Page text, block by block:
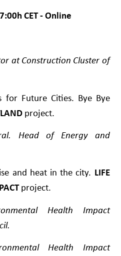
CET - Online
at Construction Cluster of
for Future Cities. Bye Bye
project.
Head of Energy and
and heat in the city. LIFE
project.
Health Impact
Health Impact